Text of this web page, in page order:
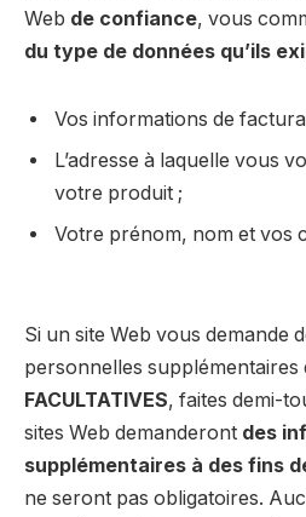
Web de confiance, vous
du type de données qu’ils
Vos informations de
L’adresse à laquelle vous
votre produit ;
Votre prénom, nom et vos
Si un site Web vous demande
personnelles supplémentaires
FACULTATIVES, faites demi-
sites Web demanderont des
supplémentaires à des fins
ne seront pas obligatoires.